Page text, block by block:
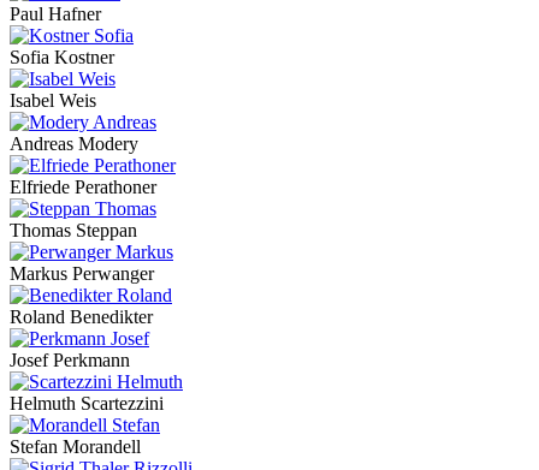
Paul Hafner
Sofia Kostner
Isabel Weis
Andreas Modery
Elfriede Perathoner
Thomas Steppan
Markus Perwanger
Roland Benedikter
Josef Perkmann
Helmuth Scartezzini
Stefan Morandell